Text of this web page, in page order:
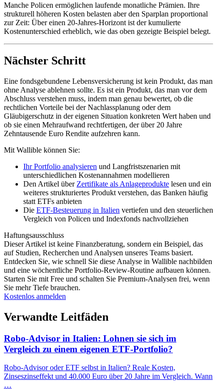
Manche Policen ermöglichen laufende monatliche Prämien. Ihre
strukturell höheren Kosten belasten aber den Sparplan proportional
zur Zeit: Über einen 20-Jahres-Horizont ist der kumulierte
Kostenunterschied erheblich, wie das oben gezeigte Beispiel belegt.
Nächster Schritt
Eine fondsgebundene Lebensversicherung ist kein Produkt, das man
ohne Analyse ablehnen sollte. Es ist ein Produkt, das man vor dem
Abschluss verstehen muss, indem man genau bewertet, ob die
rechtlichen Vorteile bei der Nachlassplanung oder dem
Gläubigerschutz in der eigenen Situation konkreten Wert haben und
ob sie einen Mehraufwand rechtfertigen, der über 20 Jahre
Zehntausende Euro Rendite aufzehren kann.
Mit Wallible können Sie:
Ihr Portfolio analysieren und Langfristszenarien mit
unterschiedlichen Kostenannahmen modellieren
Den Artikel über Zertifikate als Anlageprodukte lesen und ein
weiteres strukturiertes Produkt verstehen, das Banken häufig
statt ETFs anbieten
Die ETF-Besteuerung in Italien vertiefen und den steuerlichen
Vergleich von Policen und Indexfonds nachvollziehen
Haftungsausschluss
Dieser Artikel ist keine Finanzberatung, sondern ein Beispiel, das
auf Studien, Recherchen und Analysen unseres Teams basiert.
Entdecken Sie, wie schnell Sie diese Analyse in Wallible nachbilden
und eine wöchentliche Portfolio-Review-Routine aufbauen können.
Starten Sie mit Free und schalten Sie Premium-Analysen frei, wenn
Sie mehr Tiefe brauchen.
Kostenlos anmelden
Verwandte Leitfäden
Robo-Advisor in Italien: Lohnen sie sich im
Vergleich zu einem eigenen ETF-Portfolio?
Robo-Advisor oder ETF selbst in Italien? Reale Kosten,
Zinseszinseffekt und 40.000 Euro über 20 Jahre im Vergleich. Wann
…